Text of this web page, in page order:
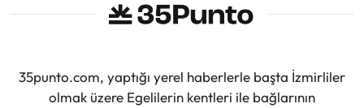
35punto.com, yaptığı yerel haberlerle başta İzmirliler
olmak üzere Egelilerin kentleri ile bağlarının